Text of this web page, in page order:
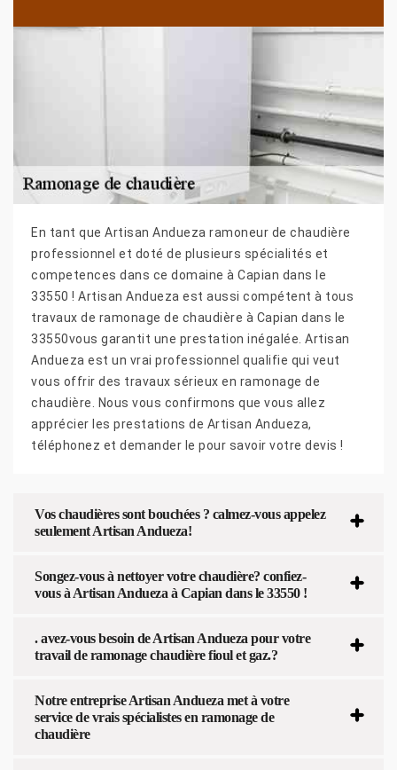
En tant que Artisan Andueza ramoneur de chaudière
professionnel et doté de plusieurs spécialités et
competences dans ce domaine à Capian dans le
33550 ! Artisan Andueza est aussi compétent à tous
travaux de ramonage de chaudière à Capian dans le
33550vous garantit une prestation inégalée. Artisan
Andueza est un vrai professionnel qualifie qui veut
vous offrir des travaux sérieux en ramonage de
chaudière. Nous vous confirmons que vous allez
apprécier les prestations de Artisan Andueza,
téléphonez et demander le pour savoir votre devis !
Vos chaudières sont bouchées ? calmez-vous appelez
seulement Artisan Andueza!
Songez-vous à nettoyer votre chaudière? confiez-
vous à Artisan Andueza à Capian dans le 33550 !
. avez-vous besoin de Artisan Andueza pour votre
travail de ramonage chaudière fioul et gaz.?
Notre entreprise Artisan Andueza met à votre
service de vrais spécialistes en ramonage de
chaudière